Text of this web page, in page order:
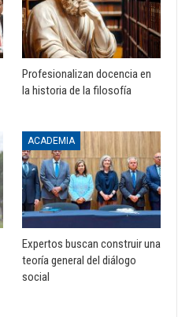
Profesionalizan docencia en
la historia de la filosofía
ACADEMIA
Expertos buscan construir una
teoría general del diálogo
social